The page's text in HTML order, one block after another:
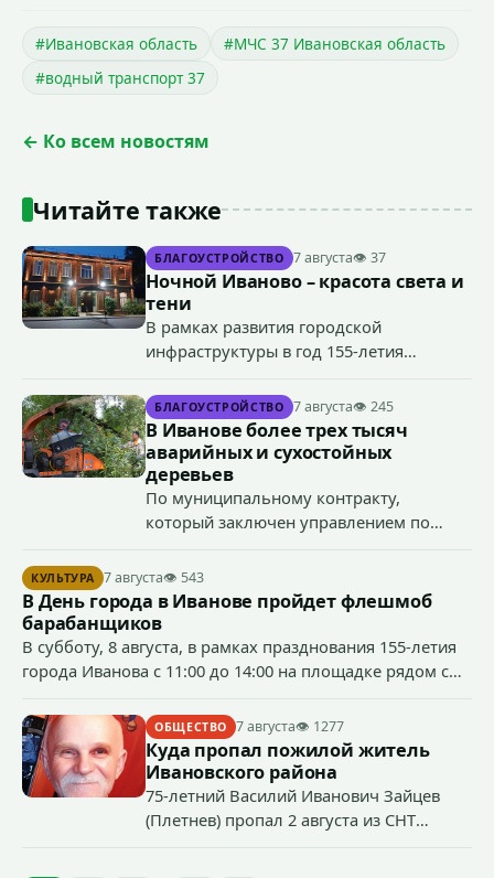
#Ивановская область
#МЧС 37 Ивановская область
#водный транспорт 37
← Ко всем новостям
Читайте также
БЛАГОУСТРОЙСТВО 7 августа👁 37
Ночной Иваново – красота света и
тени
В рамках развития городской
инфраструктуры в год 155-летия
приступили к реализации масштабного
проекта подсветки исторических
зданий, достопримечательностей и
знаковых мест.
БЛАГОУСТРОЙСТВО 7 августа👁 245
В Иванове более трех тысяч
аварийных и сухостойных
деревьев
По муниципальному контракту,
который заключен управлением по
Администрации города Иванова 6
августа 2026 года, подрядчик ООО «ААА
ГРУП» выполнят работы по сносу и
обрезке аварийных и сухостойных
деревьев на территориях общего
КУЛЬТУРА 7 августа👁 543
В День города в Иванове пройдет флешмоб
барабанщиков
В субботу, 8 августа, в рамках празднования 155-летия
города Иванова с 11:00 до 14:00 на площадке рядом с
Шереметевский, д. 85) будет работать музыкальная
площадка.
ОБЩЕСТВО 7 августа👁 1277
Куда пропал пожилой житель
Ивановского района
75-летний Василий Иванович Зайцев
(Плетнев) пропал 2 августа из СНТ